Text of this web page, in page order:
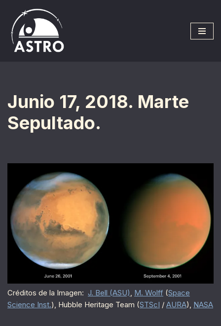
Saltar
al
contenido
Junio 17, 2018. Marte
Sepultado.
Créditos de la Imagen: J. Bell (ASU), M. Wolff (Space
Science Inst.), Hubble Heritage Team (STScI / AURA), NASA